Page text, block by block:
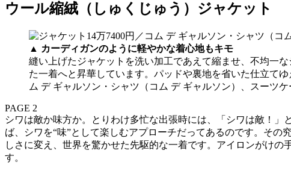
ウール縮絨（しゅくじゅう）ジャケット
▲ カーディガンのように軽やかな着心地もキモ
縫い上げたジャケットを洗い加工であえて縮ませ、不均一
た一着へと昇華しています。パッドや裏地を省いた仕立て
ム デ ギャルソン・シャツ（コム デ ギャルソン）、スーツ
PAGE 2
シワは敵か味方か。とりわけ多忙な出張時には、「シワは敵！
ば、シワを“味”として楽しむアプローチだってあるのです。そ
しさに変え、世界を驚かせた先駆的な一着です。アイロンがけ
す。